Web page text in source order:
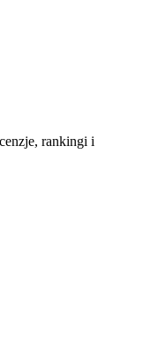
rankingi i